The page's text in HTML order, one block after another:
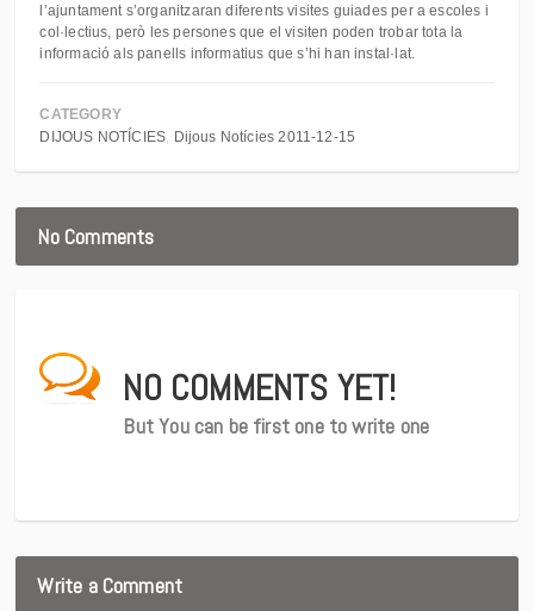
l’ajuntament s’organitzaran diferents visites guiades per a escoles i
col·lectius, però les persones que el visiten poden trobar tota la
informació als panells informatius que s’hi han instal·lat.
CATEGORY
DIJOUS NOTÍCIES
Dijous Notícies 2011-12-15
No Comments
NO COMMENTS YET!
But You can be first one to write one
Write a Comment